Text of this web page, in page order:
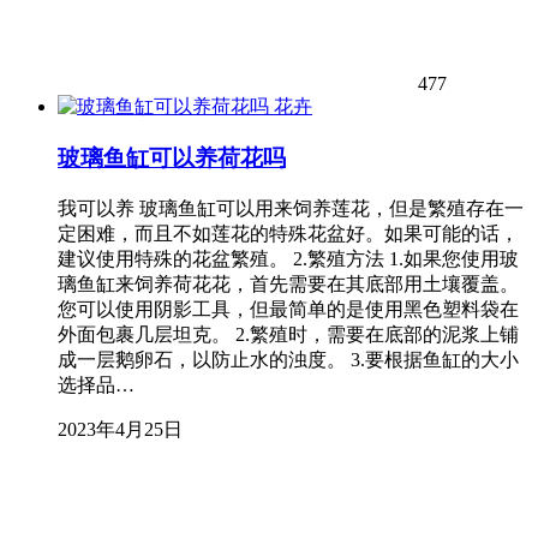
477
花卉
玻璃鱼缸可以养荷花吗
我可以养 玻璃鱼缸可以用来饲养莲花，但是繁殖存在一
定困难，而且不如莲花的特殊花盆好。如果可能的话，
建议使用特殊的花盆繁殖。 2.繁殖方法 1.如果您使用玻
璃鱼缸来饲养荷花花，首先需要在其底部用土壤覆盖。
您可以使用阴影工具，但最简单的是使用黑色塑料袋在
外面包裹几层坦克。 2.繁殖时，需要在底部的泥浆上铺
成一层鹅卵石，以防止水的浊度。 3.要根据鱼缸的大小
选择品…
2023年4月25日